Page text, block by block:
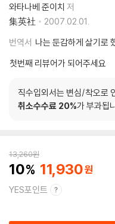
와타나베 준이치 저
集英社
2007.02.01.
번역서 나는 둔감하게 살기로
첫번째 리뷰어가 되어주세요
직수입외서는 변심/착오로
취소수수료 20%가 부과됩
13,260원
10 11,930
YES포인트